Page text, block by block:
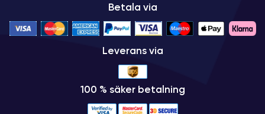
Betala via
Leverans via
100 % säker betalning